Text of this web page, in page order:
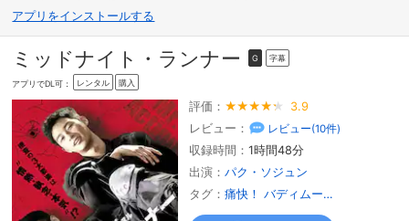
アプリをインストールする
ミッドナイト・ランナー G 字幕
アプリでDL可： レンタル 購入
評価：
3.9
レビュー：
レビュー(10件)
収録時間：1時間48分
出演：パク・ソジュン
タグ：痛快！ バディムービー